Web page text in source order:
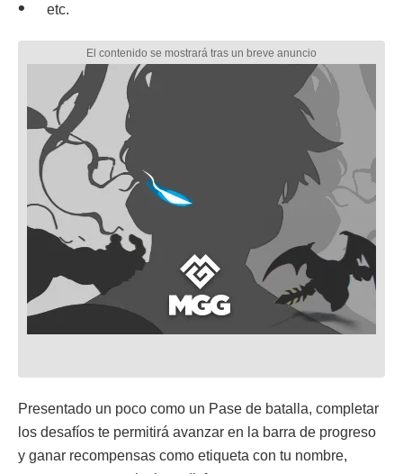
etc.
Presentado un poco como un Pase de batalla, completar
los desafíos te permitirá avanzar en la barra de progreso
y ganar recompensas como etiqueta con tu nombre,